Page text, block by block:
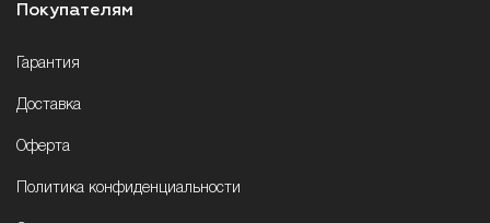
Покупателям
Гарантия
Доставка
Оферта
Политика конфиденциальности